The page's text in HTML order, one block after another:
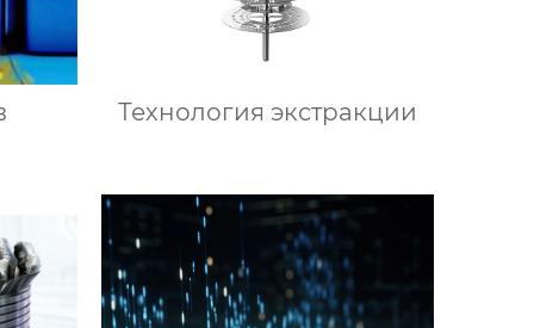
Технология экстракции